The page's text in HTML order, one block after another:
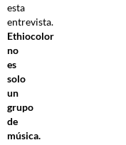
esta
entrevista.
Ethiocolor
no
es
solo
un
grupo
de
música.